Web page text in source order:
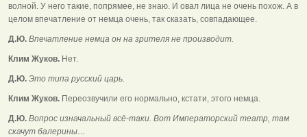
волной. У него такие, попрямее, не знаю. И овал лица не очень похож. А в
целом впечатление от немца очень, так сказать, совпадающее.
Д.Ю. Впечатление немца он на зрителя не производит.
Клим Жуков. Нет.
Д.Ю. Это типа русский царь.
Клим Жуков. Переозвучили его нормально, кстати, этого немца.
Д.Ю. Вопрос изначальный всё-таки. Вот Императорский театр, там
скачут балерины…